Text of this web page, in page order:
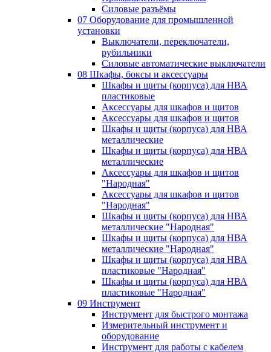
Силовые разъёмы
07 Оборудование для промышленной
установки
Выключатели, переключатели,
рубильники
Силовые автоматические выключатели
08 Шкафы, боксы и аксессуары
Шкафы и щиты (корпуса) для НВА
пластиковые
Аксессуары для шкафов и щитов
Аксессуары для шкафов и щитов
Шкафы и щиты (корпуса) для НВА
металлические
Шкафы и щиты (корпуса) для НВА
металлические
Аксессуары для шкафов и щитов
"Народная"
Аксессуары для шкафов и щитов
"Народная"
Шкафы и щиты (корпуса) для НВА
металлические "Народная"
Шкафы и щиты (корпуса) для НВА
металлические "Народная"
Шкафы и щиты (корпуса) для НВА
пластиковые "Народная"
Шкафы и щиты (корпуса) для НВА
пластиковые "Народная"
09 Инструмент
Инструмент для быстрого монтажа
Измерительный инструмент и
оборудование
Инструмент для работы с кабелем